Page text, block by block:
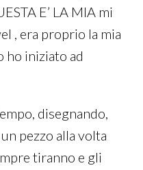
E’ LA MIA mi
, era proprio la mia
ho iniziato ad
disegnando,
pezzo alla volta
tiranno e gli